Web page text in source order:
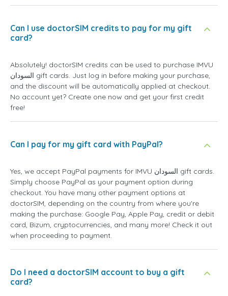
Can I use doctorSIM credits to pay for my gift
card?
Absolutely! doctorSIM credits can be used to purchase IMVU
السودان gift cards. Just log in before making your purchase,
and the discount will be automatically applied at checkout.
No account yet? Create one now and get your first credit
free!
Can I pay for my gift card with PayPal?
Yes, we accept PayPal payments for IMVU السودان gift cards.
Simply choose PayPal as your payment option during
checkout. You have many other payment options at
doctorSIM, depending on the country from where you're
making the purchase: Google Pay, Apple Pay, credit or debit
card, Bizum, cryptocurrencies, and many more! Check it out
when proceeding to payment.
Do I need a doctorSIM account to buy a gift
card?